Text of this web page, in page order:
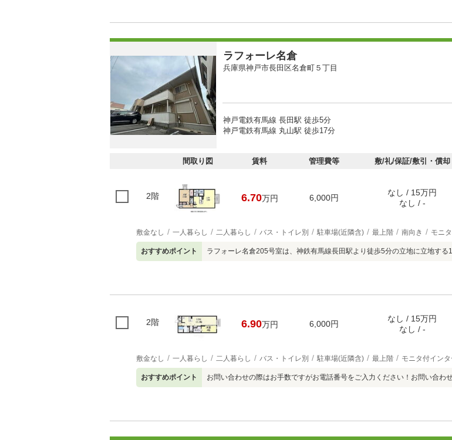
ラフォーレ名倉
兵庫県神戸市長田区名倉町５丁目
神戸電鉄有馬線 長田駅 徒歩5分
神戸電鉄有馬線 丸山駅 徒歩17分
間取り図 賃料 管理費等 敷/礼/保証/敷引・償却
2階 6.70万円 6,000円
なし / 15万円
なし / -
敷金なし 一人暮らし 二人暮らし バス・トイレ別 駐車場(近隣含) 最上階 南向き モニ
おすすめポイント ラフォーレ名倉205号室は、神鉄有馬線長田駅より徒歩5分の立地に立地する
2階 6.90万円 6,000円
なし / 15万円
なし / -
敷金なし 一人暮らし 二人暮らし バス・トイレ別 駐車場(近隣含) 最上階 モニタ付イン
おすすめポイント お問い合わせの際はお手数ですがお電話番号をご入力ください！お問い合わ